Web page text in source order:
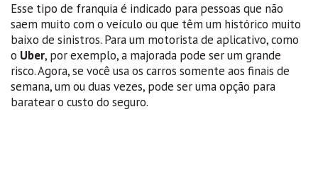
Esse tipo de franquia é indicado para pessoas que não
saem muito com o veículo ou que têm um histórico muito
baixo de sinistros. Para um motorista de aplicativo, como
o Uber, por exemplo, a majorada pode ser um grande
risco. Agora, se você usa os carros somente aos finais de
semana, um ou duas vezes, pode ser uma opção para
baratear o custo do seguro.